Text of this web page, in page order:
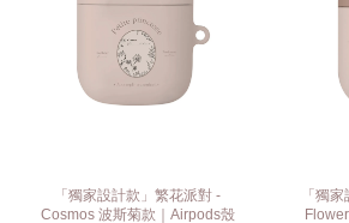
「獨家設計款」繁花派對 -
Cosmos 波斯菊款｜Airpods殼
「獨